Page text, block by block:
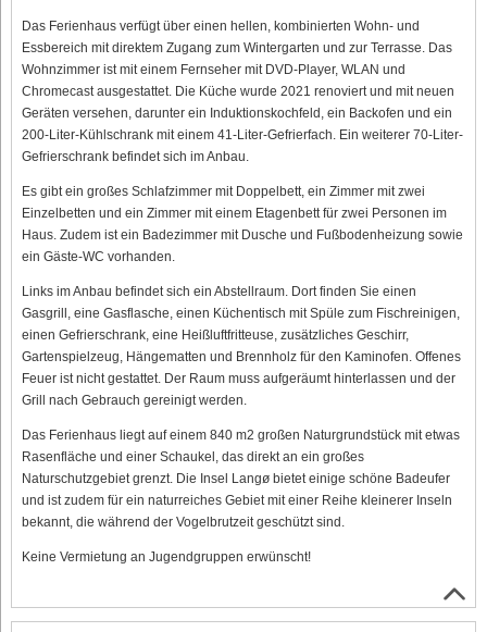
Das Ferienhaus verfügt über einen hellen, kombinierten Wohn- und
Essbereich mit direktem Zugang zum Wintergarten und zur Terrasse. Das
Wohnzimmer ist mit einem Fernseher mit DVD-Player, WLAN und
Chromecast ausgestattet. Die Küche wurde 2021 renoviert und mit neuen
Geräten versehen, darunter ein Induktionskochfeld, ein Backofen und ein
200-Liter-Kühlschrank mit einem 41-Liter-Gefrierfach. Ein weiterer 70-Liter-
Gefrierschrank befindet sich im Anbau.
Es gibt ein großes Schlafzimmer mit Doppelbett, ein Zimmer mit zwei
Einzelbetten und ein Zimmer mit einem Etagenbett für zwei Personen im
Haus. Zudem ist ein Badezimmer mit Dusche und Fußbodenheizung sowie
ein Gäste-WC vorhanden.
Links im Anbau befindet sich ein Abstellraum. Dort finden Sie einen
Gasgrill, eine Gasflasche, einen Küchentisch mit Spüle zum Fischreinigen,
einen Gefrierschrank, eine Heißluftfritteuse, zusätzliches Geschirr,
Gartenspielzeug, Hängematten und Brennholz für den Kaminofen. Offenes
Feuer ist nicht gestattet. Der Raum muss aufgeräumt hinterlassen und der
Grill nach Gebrauch gereinigt werden.
Das Ferienhaus liegt auf einem 840 m2 großen Naturgrundstück mit etwas
Rasenfläche und einer Schaukel, das direkt an ein großes
Naturschutzgebiet grenzt. Die Insel Langø bietet einige schöne Badeufer
und ist zudem für ein naturreiches Gebiet mit einer Reihe kleinerer Inseln
bekannt, die während der Vogelbrutzeit geschützt sind.
Keine Vermietung an Jugendgruppen erwünscht!